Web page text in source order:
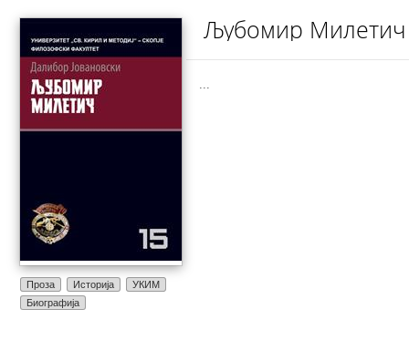
Проза Историја
УКИМ
Биографија
Љубомир Милетич
...